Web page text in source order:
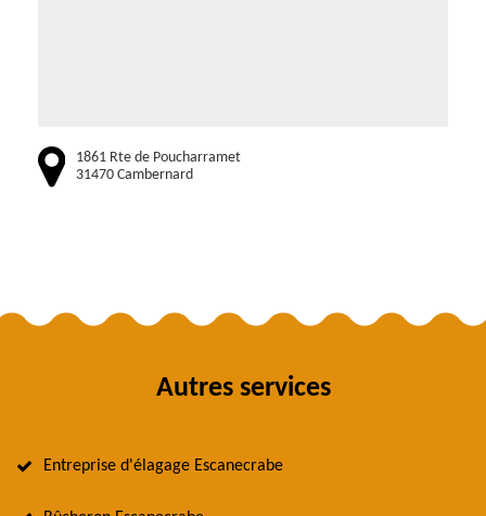
1861 Rte de Poucharramet
31470 Cambernard
Autres services
Entreprise d'élagage Escanecrabe